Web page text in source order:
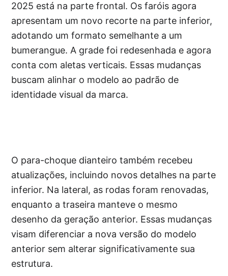
2025 está na parte frontal. Os faróis agora
apresentam um novo recorte na parte inferior,
adotando um formato semelhante a um
bumerangue. A grade foi redesenhada e agora
conta com aletas verticais. Essas mudanças
buscam alinhar o modelo ao padrão de
identidade visual da marca.
O para-choque dianteiro também recebeu
atualizações, incluindo novos detalhes na parte
inferior. Na lateral, as rodas foram renovadas,
enquanto a traseira manteve o mesmo
desenho da geração anterior. Essas mudanças
visam diferenciar a nova versão do modelo
anterior sem alterar significativamente sua
estrutura.